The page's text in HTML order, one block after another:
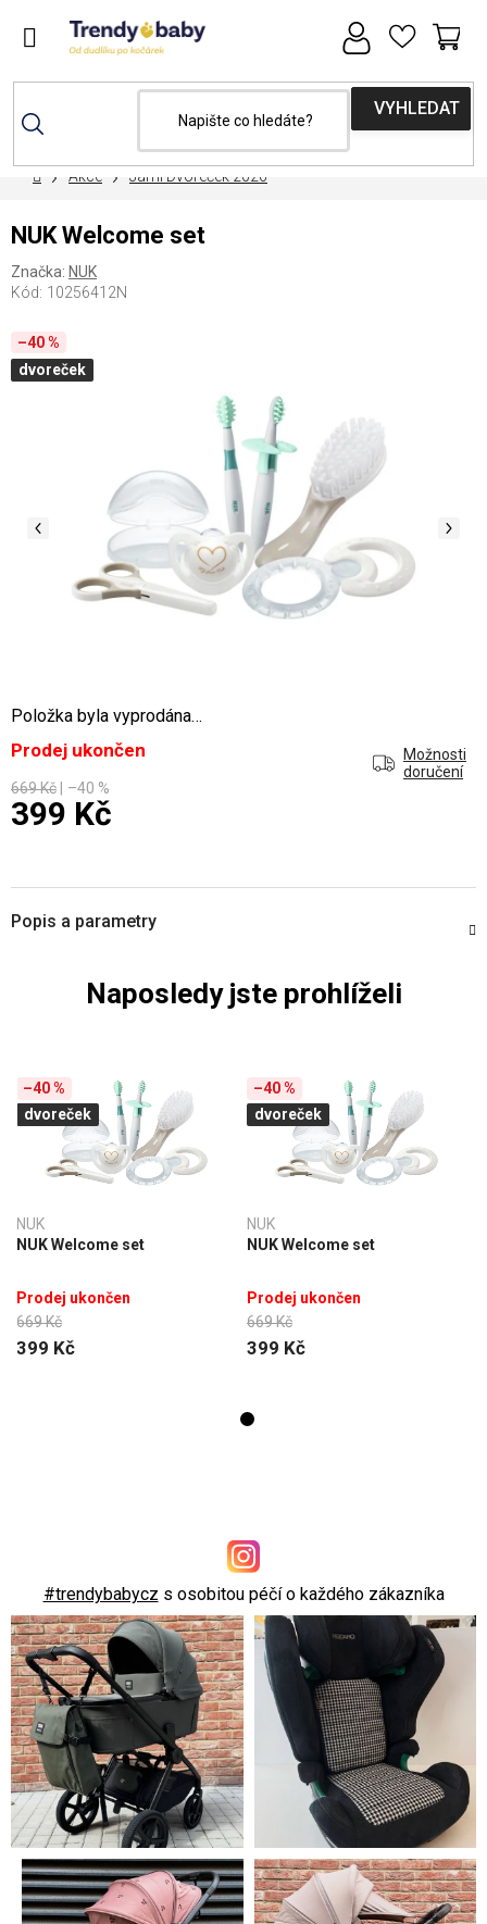
DomůAkce Jarní Dvoreček 2026
Položka byla vyprodána…
Prodej ukončen
Možnosti
doručení
669 Kč
–40 %
399 Kč
NUK Welcome set
Značka: NUK
Kód: 10256412N
dvoreček
–40 %
Popis a parametry
Naposledy jste prohlíželi
–40 %
dvoreček
NUK
NUK Welcome set
669 Kč
399 Kč
Prodej ukončen
–40 %
dvoreček
NUK
NUK Welcome set
669 Kč
399 Kč
Prodej ukončen
#trendybabycz s osobitou péčí o každého zákazníka